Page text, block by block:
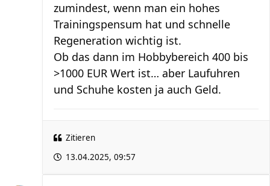
zumindest, wenn man ein hohes
Trainingspensum hat und schnelle
Regeneration wichtig ist.
Ob das dann im Hobbybereich 400 bis
>1000 EUR Wert ist… aber Laufuhren
und Schuhe kosten ja auch Geld.
Zitieren
13.04.2025, 09:57